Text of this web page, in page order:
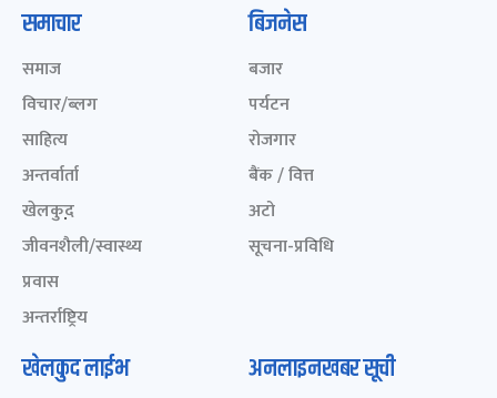
समाचार
समाज
विचार/ब्लग
साहित्य
अन्तर्वार्ता
खेलकुद़़
जीवनशैली/स्वास्थ्य
प्रवास
अन्तर्राष्ट्रिय
बिजनेस
बजार
पर्यटन
रोजगार
बैंक / वित्त
अटो
सूचना-प्रविधि
खेलकुद लाईभ अनलाइनखबर सूची